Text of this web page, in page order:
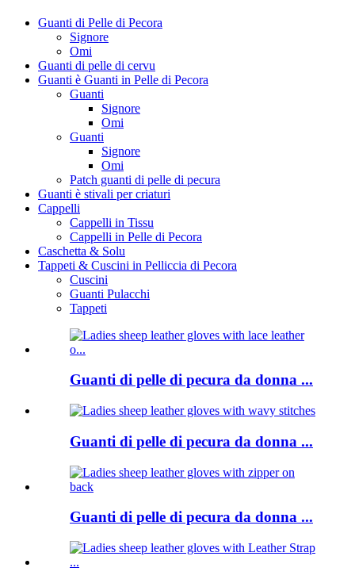
Guanti di Pelle di Pecora
Signore
Omi
Guanti di pelle di cervu
Guanti è Guanti in Pelle di Pecora
Guanti
Signore
Omi
Guanti
Signore
Omi
Patch guanti di pelle di pecura
Guanti è stivali per criaturi
Cappelli
Cappelli in Tissu
Cappelli in Pelle di Pecora
Caschetta & Solu
Tappeti & Cuscini in Pelliccia di Pecora
Cuscini
Guanti Pulacchi
Tappeti
Guanti di pelle di pecura da donna ...
Guanti di pelle di pecura da donna ...
Guanti di pelle di pecura da donna ...